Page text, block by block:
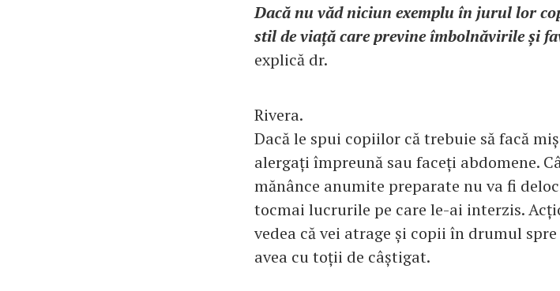
Dacă nu văd niciun exemplu în jurul lor
stil de viață care previne îmbolnăvirile și
explică dr.
Rivera.
Dacă le spui copiilor că trebuie să facă
alergați împreună sau faceți abdomene.
mănânce anumite preparate nu va fi
tocmai lucrurile pe care le-ai interzis.
vedea că vei atrage și copii în drumul
avea cu toții de câștigat.